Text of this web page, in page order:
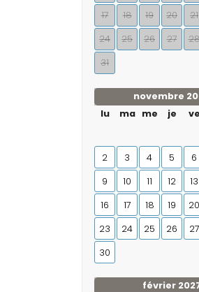
17
18 19 20 21
24
25 26 27
31
novembre
lu
ma me je ve
2
3 4 5 6
9
10 11 12 13
16
17 18 19 20
23
24 25 26 27
30
février